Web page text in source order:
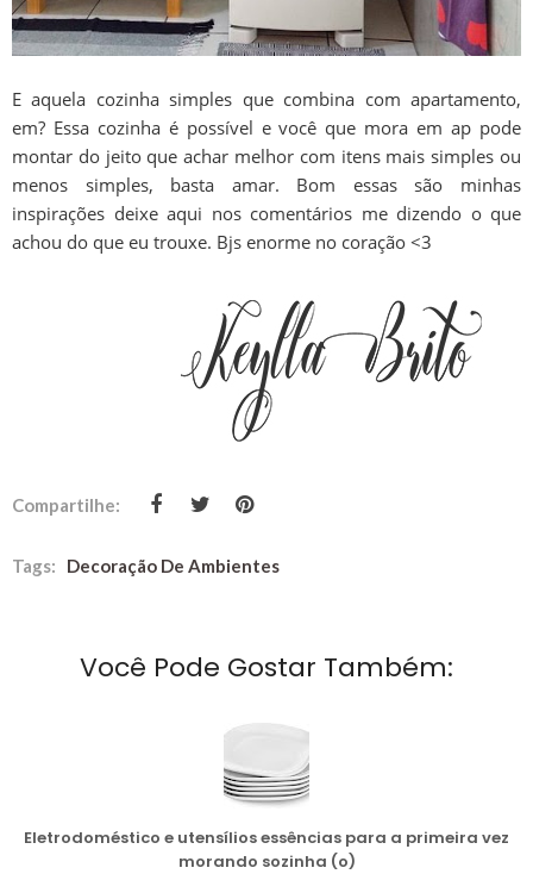
E aquela cozinha simples que combina com apartamento,
em? Essa cozinha é possível e você que mora em ap pode
montar do jeito que achar melhor com itens mais simples ou
menos simples, basta amar. Bom essas são minhas
inspirações deixe aqui nos comentários me dizendo o que
achou do que eu trouxe. Bjs enorme no coração <3
Compartilhe:
Tags: Decoração De Ambientes
Você Pode Gostar Também:
Eletrodoméstico e utensílios essências para a primeira vez
morando sozinha (o)